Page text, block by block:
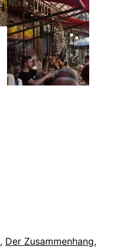
, Der Zusammenhang,